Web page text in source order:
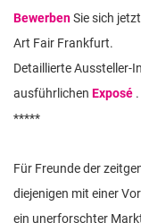
BewerbenSie sich
Art Fair Frankfurt.
Detaillierte Aussteller-
ausführlichen Exposé .
*****
Für Freunde der
diejenigen mit einer
ein unerforschter